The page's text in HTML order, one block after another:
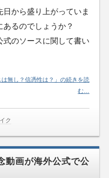
から盛り上がっていま
るのでしょうか？
のソースに関して書い
は無し？信憑性は？」の続きを読
む…
ク
動画が海外公式で公